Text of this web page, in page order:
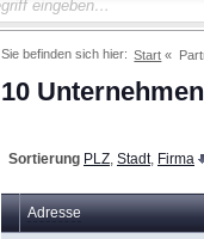
Sie befinden sich hier: Start
10
Sortierung PLZ Stadt, Firma
Adresse